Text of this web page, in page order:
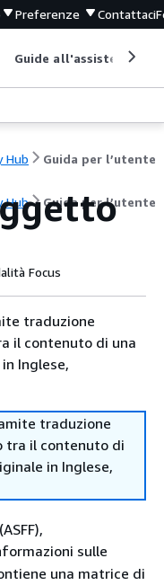
Preferenze Contattaci
Guide all'assistenza
Hub Guida per l’utente
Hub Guida per l’utente
Focus
traduzione
il contenuto di una
Inglese,
traduzione
tra il contenuto di
in Inglese,
sulle
una matrice di